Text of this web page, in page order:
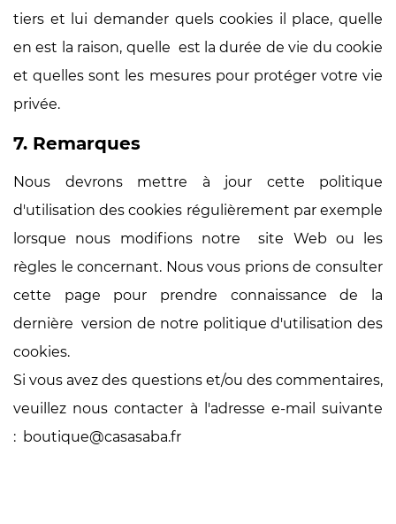
tiers et lui demander quels cookies il place, quelle
en est la raison, quelle est la durée de vie du cookie
et quelles sont les mesures pour protéger votre vie
privée.
7. Remarques
Nous devrons mettre à jour cette politique
d'utilisation des cookies régulièrement par exemple
lorsque nous modifions notre site Web ou les
règles le concernant. Nous vous prions de consulter
cette page pour prendre connaissance de la
dernière version de notre politique d'utilisation des
cookies.
Si vous avez des questions et/ou des commentaires,
veuillez nous contacter à l'adresse e-mail suivante
: boutique@casasaba.fr